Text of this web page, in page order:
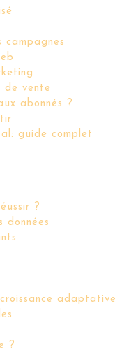
de vente
abonnés ?
guide complet
?
adaptative
?